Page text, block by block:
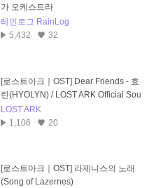
가 오케스트라
레인로그 RainLog
5,432
32
[로스트아크｜OST] Dear Friends - 효
린(HYOLYN) / LOST ARK Official Sou
ndtrack
LOST ARK
1,106
20
[로스트아크｜OST] 라제니스의 노래
(Song of Lazernes)